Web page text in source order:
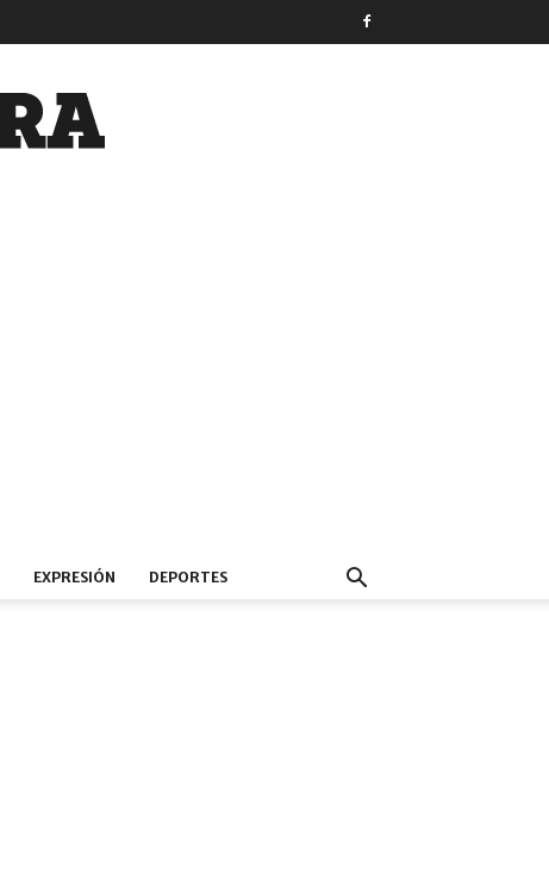
EXPRESIÓN DEPORTES